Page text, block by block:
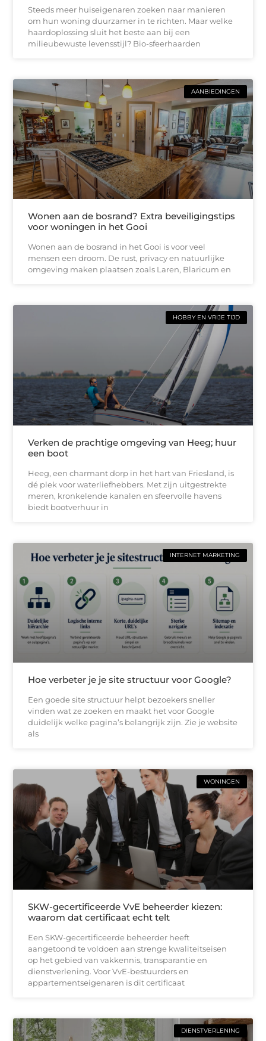
Steeds meer huiseigenaren zoeken naar manieren
om hun woning duurzamer in te richten. Maar welke
haardoplossing sluit het beste aan bij een
milieubewuste levensstijl? Bio-sfeerhaarden
AANBIEDINGEN
Wonen aan de bosrand? Extra beveiligingstips
voor woningen in het Gooi
Wonen aan de bosrand in het Gooi is voor veel
mensen een droom. De rust, privacy en natuurlijke
omgeving maken plaatsen zoals Laren, Blaricum en
HOBBY EN VRIJE TIJD
Verken de prachtige omgeving van Heeg; huur
een boot
Heeg, een charmant dorp in het hart van Friesland, is
dé plek voor waterliefhebbers. Met zijn uitgestrekte
meren, kronkelende kanalen en sfeervolle havens
biedt bootverhuur in
INTERNET MARKETING
Hoe verbeter je je site structuur voor Google?
Een goede site structuur helpt bezoekers sneller
vinden wat ze zoeken en maakt het voor Google
duidelijk welke pagina’s belangrijk zijn. Zie je website
als
WONINGEN
SKW-gecertificeerde VvE beheerder kiezen:
waarom dat certificaat echt telt
Een SKW-gecertificeerde beheerder heeft
aangetoond te voldoen aan strenge kwaliteitseisen
op het gebied van vakkennis, transparantie en
dienstverlening. Voor VvE-bestuurders en
appartementseigenaren is dit certificaat
DIENSTVERLENING